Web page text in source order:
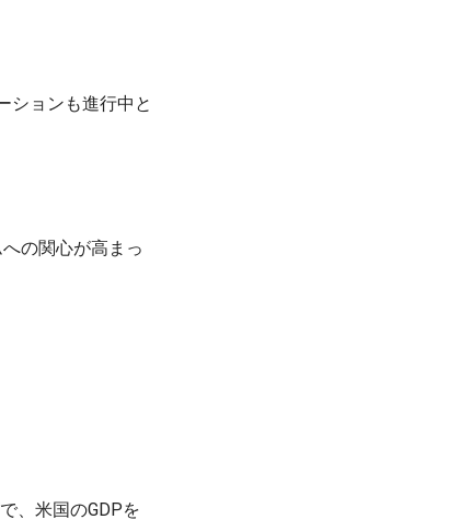
ションも進行中と
の関心が高まっ
、米国のGDPを